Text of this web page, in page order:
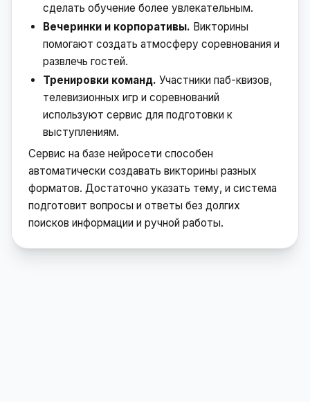
сделать обучение более увлекательным.
Вечеринки и корпоративы. Викторины
помогают создать атмосферу соревнования и
развлечь гостей.
Тренировки команд. Участники паб-квизов,
телевизионных игр и соревнований
используют сервис для подготовки к
выступлениям.
Сервис на базе нейросети способен
автоматически создавать викторины разных
форматов. Достаточно указать тему, и система
подготовит вопросы и ответы без долгих
поисков информации и ручной работы.